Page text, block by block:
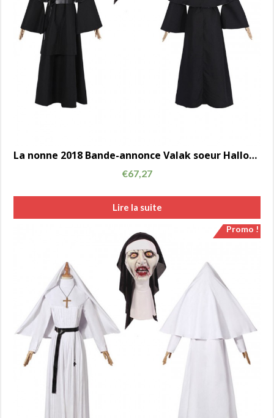
La nonne 2018 Bande-annonce Valak soeur Halloween cosplay costume
€67,27
Lire la suite
Promo !